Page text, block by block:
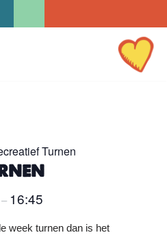
Turnen
– 16:45
week turnen dan is het